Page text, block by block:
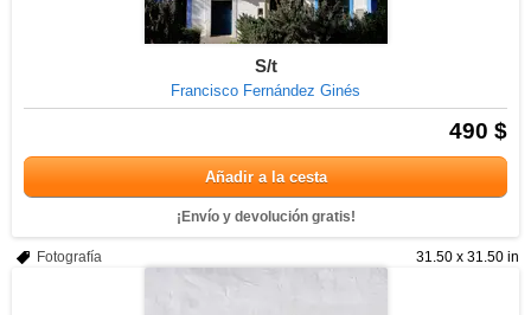
S/t
Francisco Fernández Ginés
490 $
Añadir a la cesta
¡Envío y devolución gratis!
31.50 x 31.50 in
Fotografía